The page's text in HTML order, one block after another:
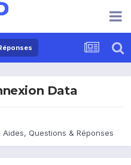
Data
Questions & Réponses